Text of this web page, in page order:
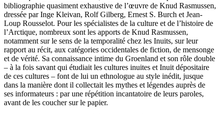
bibliographie quasiment exhaustive de l’œuvre de Knud Rasmussen,
dressée par Inge Kleivan, Rolf Gilberg, Ernest S. Burch et Jean-
Loup Rousselot. Pour les spécialistes de la culture et de l’histoire de
l’Arctique, nombreux sont les apports de Knud Rasmussen,
notamment sur le sens de la temporalité chez les Inuits, sur leur
rapport au récit, aux catégories occidentales de fiction, de mensonge
et de vérité. Sa connaissance intime du Groenland et son rôle double
– à la fois savant qui étudiait les cultures inuites et Inuit dépositaire
de ces cultures – font de lui un ethnologue au style inédit, jusque
dans la manière dont il collectait les mythes et légendes auprès de
ses informateurs : par une répétition incantatoire de leurs paroles,
avant de les coucher sur le papier.